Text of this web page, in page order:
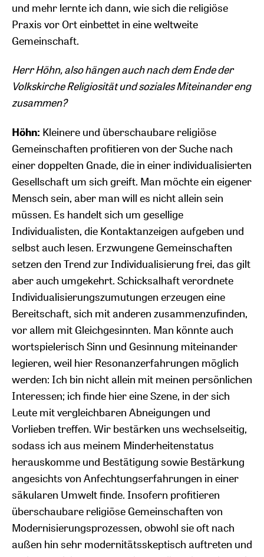
und mehr lernte ich dann, wie sich die religiöse
Praxis vor Ort einbettet in eine weltweite
Gemeinschaft.
Herr Höhn, also hängen auch nach dem Ende der
Volkskirche Religiosität und soziales Miteinander eng
zusammen?
Höhn: Kleinere und überschaubare religiöse
Gemeinschaften profitieren von der Suche nach
einer doppelten Gnade, die in einer individualisierten
Gesellschaft um sich greift. Man möchte ein eigener
Mensch sein, aber man will es nicht allein sein
müssen. Es handelt sich um gesellige
Individualisten, die Kontaktanzeigen aufgeben und
selbst auch lesen. Erzwungene Gemeinschaften
setzen den Trend zur Individualisierung frei, das gilt
aber auch umgekehrt. Schicksalhaft verordnete
Individualisierungszumutungen erzeugen eine
Bereitschaft, sich mit anderen zusammenzufinden,
vor allem mit Gleichgesinnten. Man könnte auch
wortspielerisch Sinn und Gesinnung miteinander
legieren, weil hier Resonanzerfahrungen möglich
werden: Ich bin nicht allein mit meinen persönlichen
Interessen; ich finde hier eine Szene, in der sich
Leute mit vergleichbaren Abneigungen und
Vorlieben treffen. Wir bestärken uns wechselseitig,
sodass ich aus meinem Minderheitenstatus
herauskomme und Bestätigung sowie Bestärkung
angesichts von Anfechtungserfahrungen in einer
säkularen Umwelt finde. Insofern profitieren
überschaubare religiöse Gemeinschaften von
Modernisierungsprozessen, obwohl sie oft nach
außen hin sehr modernitätsskeptisch auftreten und